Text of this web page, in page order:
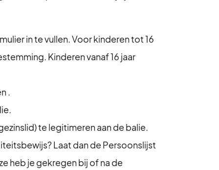
in te vullen. Voor kinderen tot 16
Kinderen vanaf 16 jaar
.
te legitimeren aan de balie.
Laat dan de Persoonslijst
heb je gekregen bij of na de